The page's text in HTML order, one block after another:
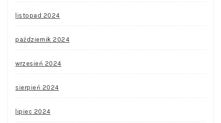
listopad 2024
październik 2024
wrzesień 2024
sierpień 2024
lipiec 2024